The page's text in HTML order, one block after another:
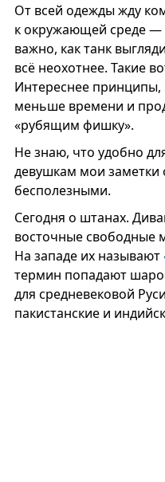
От всей одежды жду
к окружающей среде —
важно, как танк
всё неохотнее. Такие
Интереснее
меньше времени и
«рубящим фишку».
Не знаю, что удобно
девушкам мои заметки
бесполезными.
Сегодня о штанах.
восточные свободные
На западе их называют
термин попадают
для средневековой
пакистанские и